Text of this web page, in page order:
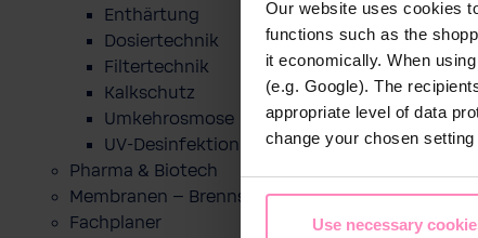
Our website uses cookies
functions such as the
it economically. When
(e.g. Google). The
appropriate level of data
change your chosen
Use necessary
Enthärtung
Dosiertechnik
Filtertechnik
Kalkschutz
Umkehrosmose
UV-Desinfektion
Pharma & Biotech
Membranen – Brennstoffzelle
Fachplaner